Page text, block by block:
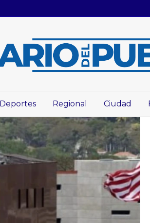
Deportes Regional Ciudad